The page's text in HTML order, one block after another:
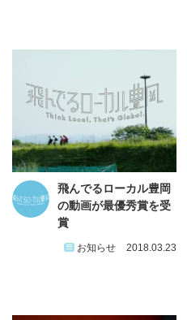
飛んでるローカル豊岡
の動画が最優秀賞を受
賞
お知らせ 2018.03.23